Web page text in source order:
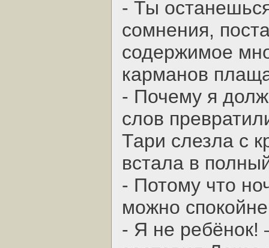
- Ты
сомнения,
содержимое
карманов
- Почему я
слов
Тари слезла с
встала в
- Потому что
можно
- Я не ребёнок!